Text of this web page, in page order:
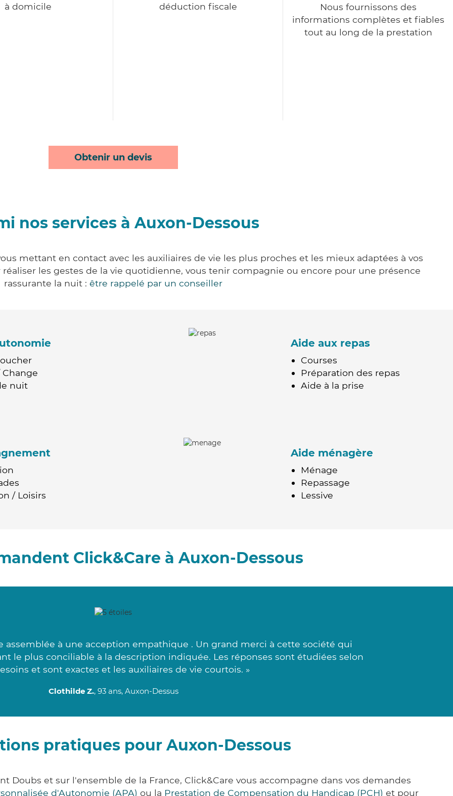
à domicile
déduction fiscale
Nous fournissons des
informations complètes et fiables
tout au long de la prestation
Obtenir un devis
nos services à Auxon-Dessous
mettant en contact avec les auxiliaires de vie les plus proches et les mieux adaptées à vos
les gestes de la vie quotidienne, vous tenir compagnie ou encore pour une présence
rassurante la nuit : être rappelé par un conseiller
nuit
Aide aux repas
Courses
Préparation des repas
Aide à la prise
/ Loisirs
Aide ménagère
Ménage
Repassage
Lessive
Click&Care à Auxon-Dessous
assemblée à une acception empathique . Un grand merci à cette société qui
le plus conciliable à la description indiquée. Les réponses sont étudiées selon
et sont exactes et les auxiliaires de vie courtois. »
Clothilde Z., 93 ans, Auxon-Dessus
pratiques pour Auxon-Dessous
Doubs et sur l'ensemble de la France, Click&Care vous accompagne dans vos demandes
d'Autonomie (APA) ou la Prestation de Compensation du Handicap (PCH) et pour